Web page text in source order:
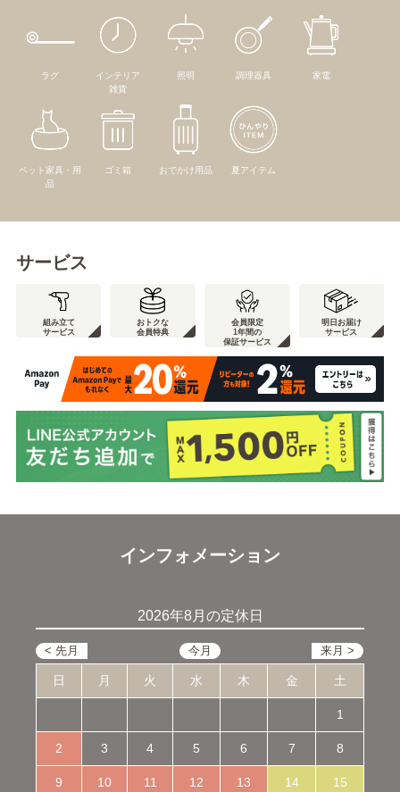
ラグ
インテリア
雑貨
照明 調理器具 家電
ペット家具・用
品
ゴミ箱 おでかけ用品 夏アイテム
サービス
組み立て
サービス
おトクな
会員特典
会員限定
1年間の
保証サービス
明日お届け
サービス
インフォメーション
2026年8月の定休日
日 月 火 水 木 金 土
1
2 3 4 5 6 7 8
9 10 11 12 13 14 15